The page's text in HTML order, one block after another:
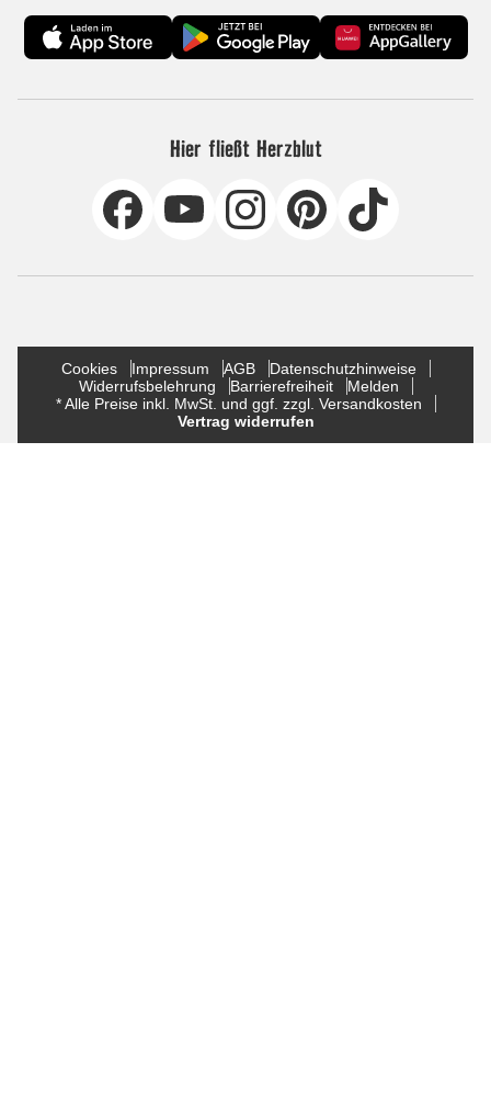
Hier fließt Herzblut
Cookies Impressum AGB
Datenschutzhinweise
Widerrufsbelehrung
Barrierefreiheit
Melden
* Alle Preise inkl. MwSt. und ggf. zzgl. Versandkosten
Vertrag widerrufen